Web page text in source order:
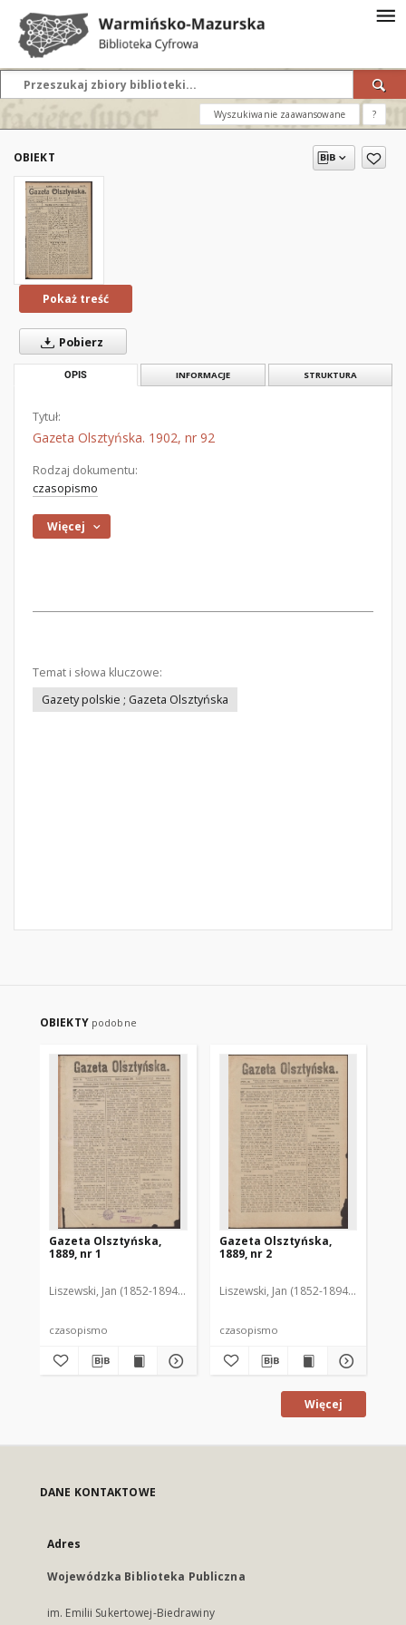
Wyszukiwanie zaawansowane ?
OBIEKT
Pokaż treść
Pobierz
OPIS INFORMACJE STRUKTURA
Tytuł:
Gazeta Olsztyńska. 1902, nr 92
Rodzaj dokumentu:
czasopismo
Więcej
Temat i słowa kluczowe:
Gazety polskie ; Gazeta Olsztyńska
OBIEKTY podobne
Gazeta Olsztyńska,
1889, nr 1
Liszewski, Jan (1852-1894). Red.
czasopismo
Gazeta Olsztyńska,
1889, nr 2
Liszewski, Jan (1852-1894). Red.
czasopismo
Więcej
DANE KONTAKTOWE
Adres
Wojewódzka Biblioteka Publiczna
im. Emilii Sukertowej-Biedrawiny